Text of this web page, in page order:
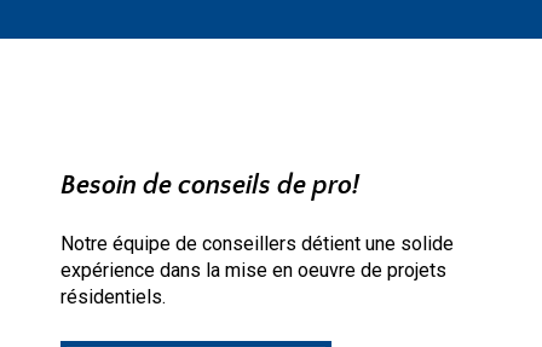
Besoin de conseils de pro!
Notre équipe de conseillers détient une solide
expérience dans la mise en oeuvre de projets
résidentiels.